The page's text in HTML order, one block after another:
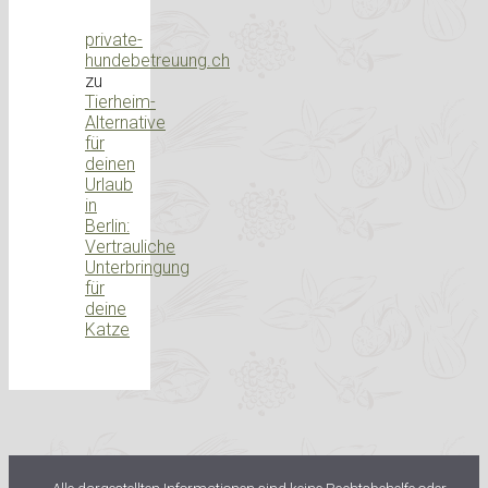
private-
hundebetreuung.ch
zu
Tierheim-
Alternative
für
deinen
Urlaub
in
Berlin:
Vertrauliche
Unterbringung
für
deine
Katze